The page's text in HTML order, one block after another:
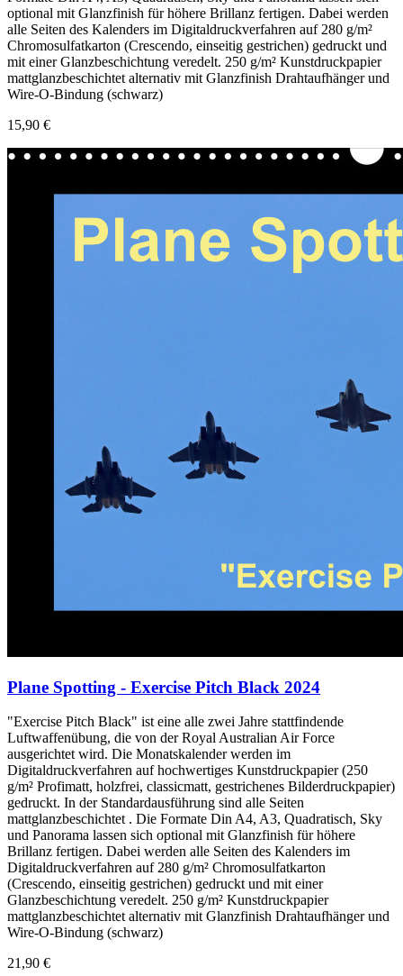
optional mit Glanzfinish für höhere Brillanz fertigen. Dabei werden
alle Seiten des Kalenders im Digitaldruckverfahren auf 280 g/m²
Chromosulfatkarton (Crescendo, einseitig gestrichen) gedruckt und
mit einer Glanzbeschichtung veredelt. 250 g/m² Kunstdruckpapier
mattglanzbeschichtet alternativ mit Glanzfinish Drahtaufhänger und
Wire-O-Bindung (schwarz)
15,90 €
Plane Spotting - Exercise Pitch Black 2024
"Exercise Pitch Black" ist eine alle zwei Jahre stattfindende
Luftwaffenübung, die von der Royal Australian Air Force
ausgerichtet wird. Die Monatskalender werden im
Digitaldruckverfahren auf hochwertiges Kunstdruckpapier (250
g/m² Profimatt, holzfrei, classicmatt, gestrichenes Bilderdruckpapier)
gedruckt. In der Standardausführung sind alle Seiten
mattglanzbeschichtet . Die Formate Din A4, A3, Quadratisch, Sky
und Panorama lassen sich optional mit Glanzfinish für höhere
Brillanz fertigen. Dabei werden alle Seiten des Kalenders im
Digitaldruckverfahren auf 280 g/m² Chromosulfatkarton
(Crescendo, einseitig gestrichen) gedruckt und mit einer
Glanzbeschichtung veredelt. 250 g/m² Kunstdruckpapier
mattglanzbeschichtet alternativ mit Glanzfinish Drahtaufhänger und
Wire-O-Bindung (schwarz)
21,90 €